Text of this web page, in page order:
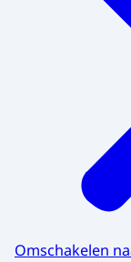
Omschakelen